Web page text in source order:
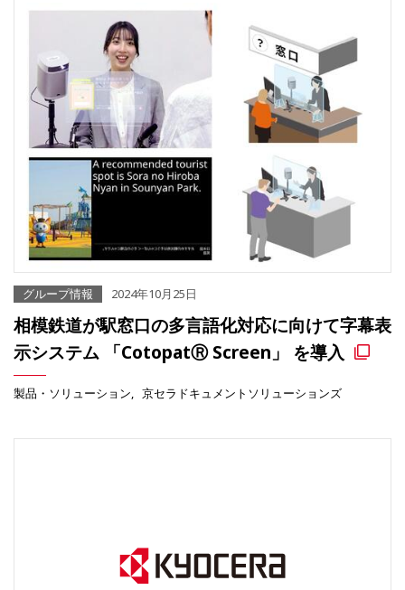
グループ情報 2024年10月25日
相模鉄道が駅窓口の多言語化対応に向けて字幕表
示システム 「CotopatⓇ Screen」 を導入
製品・ソリューション 京セラドキュメントソリューションズ